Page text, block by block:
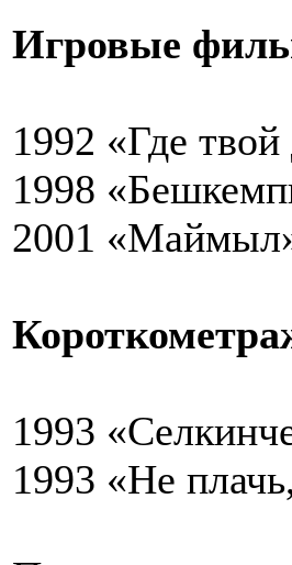
Игровые
1992 «Где
1998
2001
1993
1993 «Не